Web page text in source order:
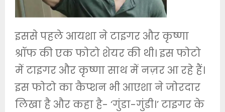
इससे पहले आयशा ने टाइगर और कृष्णा
श्रॉफ की एक फोटो शेयर की थी। इस फोटो
में टाइगर और कृष्णा साथ में नज़र आ रहे हैं।
इस फोटो का कैप्शन भी आएशा ने जोरदार
लिखा है और कहा है- ‘गुंडा-गुंडी।’ टाइगर के